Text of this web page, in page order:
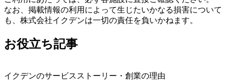
なお、掲載情報の利用によって生じたいかなる損害について
も、株式会社イクデンは一切の責任を負いかねます。
お役立ち記事
イクデンのサービスストーリー・創業の理由